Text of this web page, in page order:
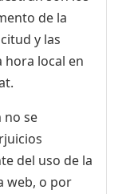
de la
y las
hora local en
no se
del uso de la
web, o por